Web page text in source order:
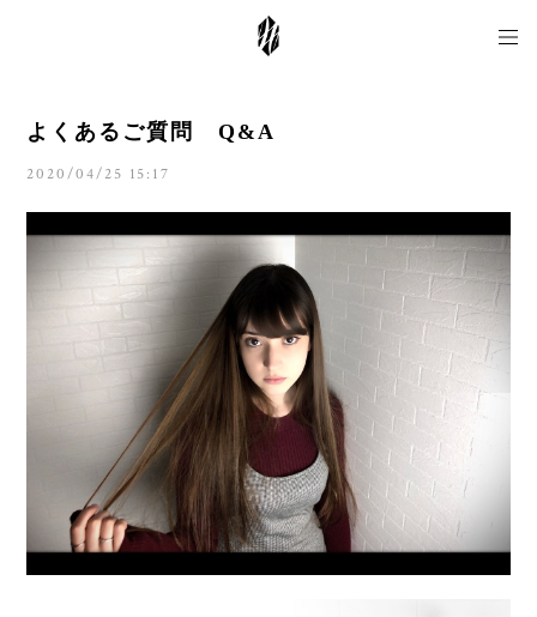
よくあるご質問 Q&A
2020/04/25 15:17